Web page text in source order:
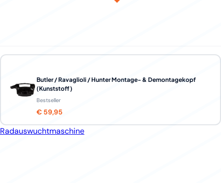
Butler / Ravaglioli / Hunter Montage- & Demontagekopf
(Kunststoff)
Bestseller
€ 59,95
Radauswuchtmaschine